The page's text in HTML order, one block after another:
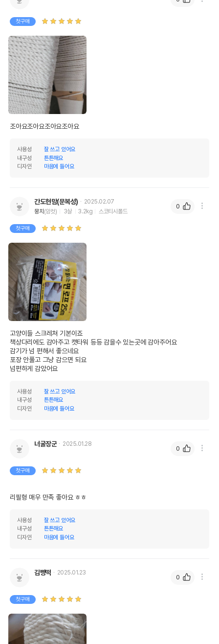
첫구매
조아요조아요조아요조아요
사용성
잘 쓰고 있어요
내구성
튼튼해요
디자인
마음에 들어요
간도현맘(문복성)
2025.02.07
뭉치(암컷) 3살 3.2kg 스코티시폴드
첫구매
고양이들 스크레쳐 기본이죠
책상다리에도 감아주고 캣타워 등등 감을수 있는곳에 감아주어요
감기가 넘 편해서 좋으네요
포장 안풀고 그냥 감으면 되요
넘편하게 감았어요
사용성
잘 쓰고 있어요
내구성
튼튼해요
디자인
마음에 들어요
0
너굴장군 2025.01.28
첫구매
리필형 매우 만족 좋아요 ㅎㅎ
사용성
잘 쓰고 있어요
내구성
튼튼해요
디자인
마음에 들어요
0
김빵떡 2025.01.23
첫구매
0